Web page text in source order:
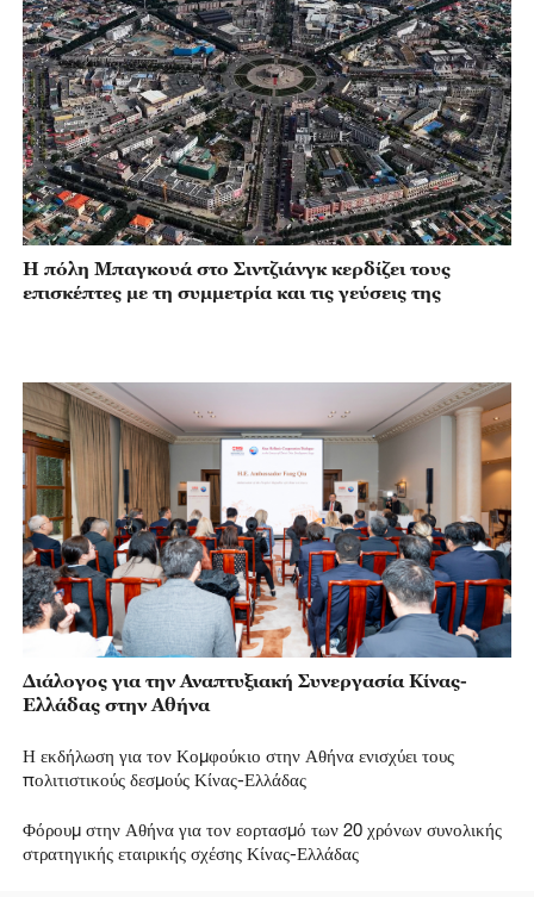
Η πόλη Μπαγκουά στο Σιντζιάνγκ κερδίζει τους
επισκέπτες με τη συμμετρία και τις γεύσεις της
Διάλογος για την Αναπτυξιακή Συνεργασία Κίνας-
Ελλάδας στην Αθήνα
Η εκδήλωση για τον Κομφούκιο στην Αθήνα ενισχύει τους
πολιτιστικούς δεσμούς Κίνας-Ελλάδας
Φόρουμ στην Αθήνα για τον εορτασμό των 20 χρόνων συνολικής
στρατηγικής εταιρικής σχέσης Κίνας-Ελλάδας